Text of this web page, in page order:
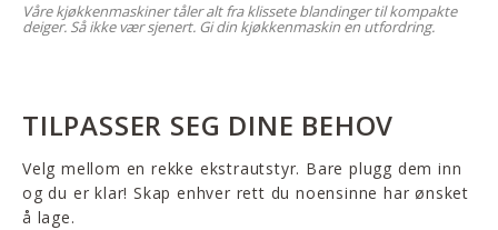
Våre kjøkkenmaskiner tåler alt fra klissete blandinger til kompakte
deiger. Så ikke vær sjenert. Gi din kjøkkenmaskin en utfordring.
TILPASSER SEG DINE BEHOV
Velg mellom en rekke ekstrautstyr. Bare plugg dem inn
og du er klar! Skap enhver rett du noensinne har ønsket
å lage.